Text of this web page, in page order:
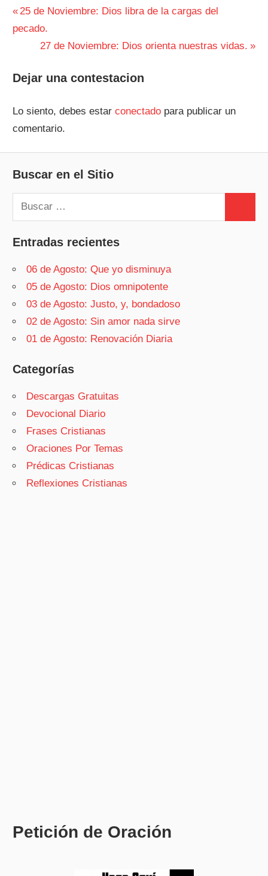
Navegación
de
Entrada
anterior:
25 de Noviembre: Dios libra de la cargas del
pecado.
Siguiente
27 de Noviembre: Dios orienta nuestras vidas.
Dejar una contestacion
Lo siento, debes estarconectado para publicar un
comentario.
Buscar en el Sitio
Buscar:
Entradas recientes
06 de Agosto: Que yo disminuya
05 de Agosto: Dios omnipotente
03 de Agosto: Justo, y, bondadoso
02 de Agosto: Sin amor nada sirve
01 de Agosto: Renovación Diaria
Categorías
Descargas Gratuitas
Devocional Diario
Frases Cristianas
Oraciones Por Temas
Prédicas Cristianas
Reflexiones Cristianas
Petición de Oración